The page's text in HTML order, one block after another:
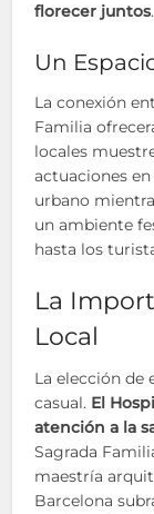
florecer juntos.
Un
La conexión
Familia
locales
actuaciones
urbano
un ambiente
hasta los
La
Local
La elección de
casual. El
atención a la
Sagrada
maestría
Barcelona